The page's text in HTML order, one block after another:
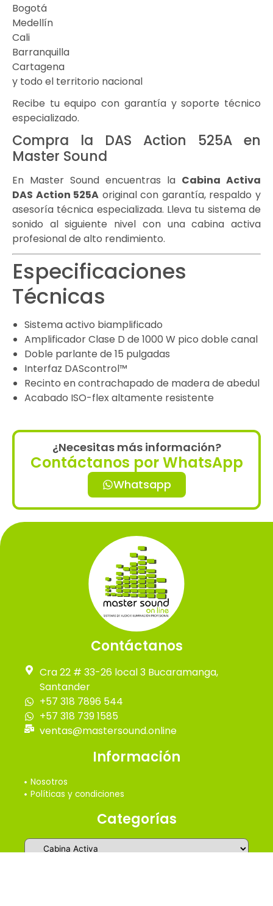
Bogotá
Medellín
Cali
Barranquilla
Cartagena
y todo el territorio nacional
Recibe tu equipo con garantía y soporte técnico
especializado.
Compra la DAS Action 525A en
Master Sound
En Master Sound encuentras la Cabina Activa
DAS Action 525A original con garantía, respaldo y
asesoría técnica especializada. Lleva tu sistema de
sonido al siguiente nivel con una cabina activa
profesional de alto rendimiento.
Especificaciones
Técnicas
Sistema activo biamplificado
Amplificador Clase D de 1000 W pico doble canal
Doble parlante de 15 pulgadas
Interfaz DAScontrol™
Recinto en contrachapado de madera de abedul
Acabado ISO-flex altamente resistente
¿Necesitas más información?
Contáctanos por WhatsApp
Whatsapp
Contáctanos
Cra 22 # 33-26 local 3 Bucaramanga,
Santander
+57 318 7896 544
+57 318 739 1585
ventas@mastersound.online
Información
Nosotros
Políticas y condiciones
Categorías